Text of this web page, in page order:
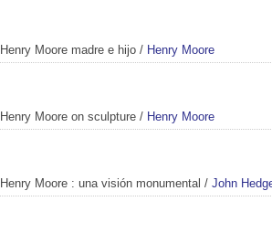
Henry Moore madre e hijo / Henry Moore
Henry Moore on sculpture / Henry Moore
Henry Moore : una visión monumental / John